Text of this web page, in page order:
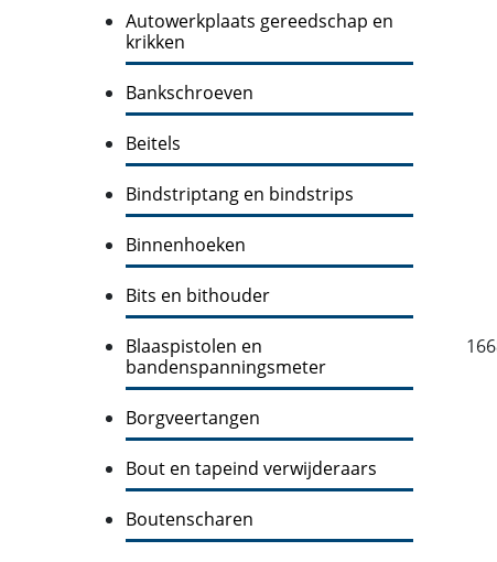
Autowerkplaats gereedschap en
krikken
Bankschroeven
Beitels
Bindstriptang en bindstrips
Binnenhoeken
Bits en bithouder
Blaaspistolen en
bandenspanningsmeter
Borgveertangen
Bout en tapeind verwijderaars
Boutenscharen